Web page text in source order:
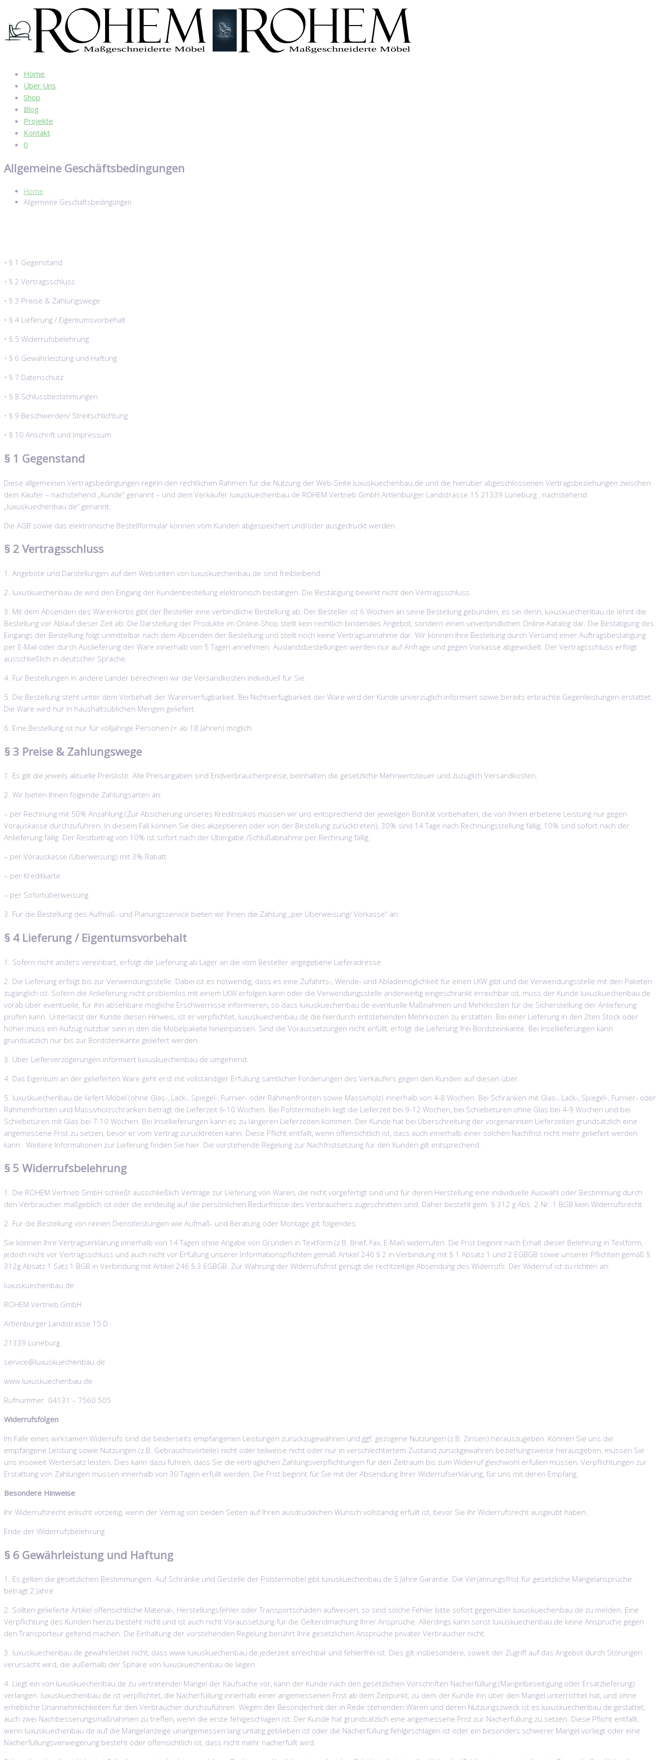
Home
Über Uns
Shop
Blog
Projekte
Kontakt
0
Allgemeine Geschäftsbedingungen
Home
Allgemeine Geschäftsbedingungen
• § 1 Gegenstand
• § 2 Vertragsschluss
• § 3 Preise & Zahlungswege
• § 4 Lieferung / Eigentumsvorbehalt
• § 5 Widerrufsbelehrung
• § 6 Gewährleistung und Haftung
• § 7 Datenschutz
• § 8 Schlussbestimmungen
• § 9 Beschwerden/ Streitschlichtung
• § 10 Anschrift und Impressum
§ 1 Gegenstand
Diese allgemeinen Vertragsbedingungen regeln den rechtlichen Rahmen für die Nutzung der Web-Seite luxuskuechenbau.de und die hierüber abgeschlossenen Vertragsbeziehungen zwischen
dem Käufer – nachstehend „Kunde“ genannt – und dem Verkäufer luxuskuechenbau.de ROHEM Vertrieb GmbH Artlenburger Landstrasse 15 21339 Lüneburg , nachstehend
„luxuskuechenbau.de“ genannt.
Die AGB sowie das elektronische Bestellformular können vom Kunden abgespeichert und/oder ausgedruckt werden.
§ 2 Vertragsschluss
1. Angebote und Darstellungen auf den Webseiten von luxuskuechenbau.de sind freibleibend.
2. luxuskuechenbau.de wird den Eingang der Kundenbestellung elektronisch bestätigen. Die Bestätigung bewirkt nicht den Vertragsschluss.
3. Mit dem Absenden des Warenkorbs gibt der Besteller eine verbindliche Bestellung ab. Der Besteller ist 6 Wochen an seine Bestellung gebunden, es sei denn, luxuskuechenbau.de lehnt die
Bestellung vor Ablauf dieser Zeit ab. Die Darstellung der Produkte im Online-Shop stellt kein rechtlich bindendes Angebot, sondern einen unverbindlichen Online-Katalog dar. Die Bestätigung des
Eingangs der Bestellung folgt unmittelbar nach dem Absenden der Bestellung und stellt noch keine Vertragsannahme dar. Wir können Ihre Bestellung durch Versand einer Auftragsbestätigung
per E-Mail oder durch Auslieferung der Ware innerhalb von 5 Tagen annehmen. Auslandsbestellungen werden nur auf Anfrage und gegen Vorkasse abgewickelt. Der Vertragsschluss erfolgt
ausschließlich in deutscher Sprache.
4. Für Bestellungen in andere Länder berechnen wir die Versandkosten individuell für Sie.
5. Die Bestellung steht unter dem Vorbehalt der Warenverfügbarkeit. Bei Nichtverfügbarkeit der Ware wird der Kunde unverzüglich informiert sowie bereits erbrachte Gegenleistungen erstattet.
Die Ware wird nur in haushaltsüblichen Mengen geliefert.
6. Eine Bestellung ist nur für volljährige Personen (= ab 18 Jahren) möglich.
§ 3 Preise & Zahlungswege
1. Es gilt die jeweils aktuelle Preisliste. Alle Preisangaben sind Endverbraucherpreise, beinhalten die gesetzliche Mehrwertsteuer und zuzüglich Versandkosten.
2. Wir bieten Ihnen folgende Zahlungsarten an:
– per Rechnung mit 50% Anzahlung (Zur Absicherung unseres Kreditrisikos müssen wir uns entsprechend der jeweiligen Bonität vorbehalten, die von Ihnen erbetene Leistung nur gegen
Vorauskasse durchzuführen. In diesem Fall können Sie dies akzeptieren oder von der Bestellung zurücktreten), 30% sind 14 Tage nach Rechnungsstellung fällig, 10% sind sofort nach der
Anlieferung fällig. Der Restbetrag von 10% ist sofort nach der Übergabe /Schlußabnahme per Rechnung fällig.
– per Vorauskasse (Überweisung) mit 3% Rabatt
– per Kreditkarte
– per Sofortüberweisung
3. Für die Bestellung des Aufmaß- und Planungsservice bieten wir Ihnen die Zahlung „per Überweisung/ Vorkasse“ an.
§ 4 Lieferung / Eigentumsvorbehalt
1. Sofern nicht anders vereinbart, erfolgt die Lieferung ab Lager an die vom Besteller angegebene Lieferadresse.
2. Die Lieferung erfolgt bis zur Verwendungsstelle. Dabei ist es notwendig, dass es eine Zufahrts-, Wende- und Ablademöglichkeit für einen LKW gibt und die Verwendungsstelle mit den Paketen
zugänglich ist. Sofern die Anlieferung nicht problemlos mit einem LKW erfolgen kann oder die Verwendungsstelle anderweitig eingeschränkt erreichbar ist, muss der Kunde luxuskuechenbau.de
vorab über eventuelle, für ihn absehbare mögliche Erschwernisse informieren, so dass luxuskuechenbau.de eventuelle Maßnahmen und Mehrkosten für die Sicherstellung der Anlieferung
prüfen kann. Unterlässt der Kunde diesen Hinweis, ist er verpflichtet, luxuskuechenbau.de die hierdurch entstehenden Mehrkosten zu erstatten. Bei einer Lieferung in den 2ten Stock oder
höher muss ein Aufzug nutzbar sein in den die Möbelpakete hineinpassen. Sind die Voraussetzungen nicht erfüllt, erfolgt die Lieferung frei Bordsteinkante. Bei Insellieferungen kann
grundsätzlich nur bis zur Bordsteinkante geliefert werden.
3. Über Lieferverzögerungen informiert luxuskuechenbau.de umgehend.
4. Das Eigentum an der gelieferten Ware geht erst mit vollständiger Erfüllung sämtlicher Forderungen des Verkäufers gegen den Kunden auf diesen über.
5. luxuskuechenbau.de liefert Möbel (ohne Glas-, Lack-, Spiegel-, Furnier- oder Rahmenfronten sowie Massivholz) innerhalb von 4-8 Wochen. Bei Schränken mit Glas-, Lack-, Spiegel-, Furnier- oder
Rahmenfronten und Massivholzschränken beträgt die Lieferzeit 6-10 Wochen. Bei Polstermöbeln liegt die Lieferzeit bei 9-12 Wochen, bei Schiebetüren ohne Glas bei 4-9 Wochen und bei
Schiebetüren mit Glas bei 7-10 Wochen. Bei Insellieferungen kann es zu längeren Lieferzeiten kommen. Der Kunde hat bei Überschreitung der vorgenannten Lieferzeiten grundsätzlich eine
angemessene Frist zu setzen, bevor er vom Vertrag zurücktreten kann. Diese Pflicht entfällt, wenn offensichtlich ist, dass auch innerhalb einer solchen Nachfrist nicht mehr geliefert werden
kann. Weitere Informationen zur Lieferung finden Sie hier. Die vorstehende Regelung zur Nachfristsetzung für den Kunden gilt entsprechend.
§ 5 Widerrufsbelehrung
1. Die ROHEM Vertrieb GmbH schließt ausschließlich Verträge zur Lieferung von Waren, die nicht vorgefertigt sind und für deren Herstellung eine individuelle Auswahl oder Bestimmung durch
den Verbraucher maßgeblich ist oder die eindeutig auf die persönlichen Bedürfnisse des Verbrauchers zugeschnitten sind. Daher besteht gem. § 312 g Abs. 2 Nr. 1 BGB kein Widerrufsrecht.
2. Für die Bestellung von reinen Dienstleistungen wie Aufmaß- und Beratung oder Montage gilt folgendes:
Sie können Ihre Vertragserklärung innerhalb von 14 Tagen ohne Angabe von Gründen in Textform (z.B. Brief, Fax, E-Mail) widerrufen. Die Frist beginnt nach Erhalt dieser Belehrung in Textform,
jedoch nicht vor Vertragsschluss und auch nicht vor Erfüllung unserer Informationspflichten gemäß Artikel 246 § 2 in Verbindung mit § 1 Absatz 1 und 2 EGBGB sowie unserer Pflichten gemäß §
312g Absatz 1 Satz 1 BGB in Verbindung mit Artikel 246 § 3 EGBGB. Zur Wahrung der Widerrufsfrist genügt die rechtzeitige Absendung des Widerrufs. Der Widerruf ist zu richten an:
luxuskuechenbau.de
ROHEM Vertrieb GmbH
Artlenburger Landstrasse 15 D
21339 Lüneburg
service@luxuskuechenbau.de
www.luxuskuechenbau.de
Rufnummer 04131 – 7560 505
Widerrufsfolgen
Im Falle eines wirksamen Widerrufs sind die beiderseits empfangenen Leistungen zurückzugewähren und ggf. gezogene Nutzungen (z.B. Zinsen) herauszugeben. Können Sie uns die
empfangene Leistung sowie Nutzungen (z.B. Gebrauchsvorteile) nicht oder teilweise nicht oder nur in verschlechtertem Zustand zurückgewähren beziehungsweise herausgeben, müssen Sie
uns insoweit Wertersatz leisten. Dies kann dazu führen, dass Sie die vertraglichen Zahlungsverpflichtungen für den Zeitraum bis zum Widerruf gleichwohl erfüllen müssen. Verpflichtungen zur
Erstattung von Zahlungen müssen innerhalb von 30 Tagen erfüllt werden. Die Frist beginnt für Sie mit der Absendung Ihrer Widerrufserklärung, für uns mit deren Empfang.
Besondere Hinweise
Ihr Widerrufsrecht erlischt vorzeitig, wenn der Vertrag von beiden Seiten auf Ihren ausdrücklichen Wunsch vollständig erfüllt ist, bevor Sie Ihr Widerrufsrecht ausgeübt haben.
Ende der Widerrufsbelehrung
§ 6 Gewährleistung und Haftung
1. Es gelten die gesetzlichen Bestimmungen. Auf Schränke und Gestelle der Polstermöbel gibt luxuskuechenbau.de 5 Jahre Garantie. Die Verjährungsfrist für gesetzliche Mängelansprüche
beträgt 2 Jahre.
2. Sollten gelieferte Artikel offensichtliche Material-, Herstellungsfehler oder Transportschäden aufweisen, so sind solche Fehler bitte sofort gegenüber luxuskuechenbau.de zu melden. Eine
Verpflichtung des Kunden hierzu besteht nicht und ist auch nicht Voraussetzung für die Geltendmachung Ihrer Ansprüche. Allerdings kann sonst luxuskuechenbau.de keine Ansprüche gegen
den Transporteur geltend machen. Die Einhaltung der vorstehenden Regelung berührt Ihre gesetzlichen Ansprüche privater Verbraucher nicht.
3. luxuskuechenbau.de gewährleistet nicht, dass www.luxuskuechenbau.de jederzeit erreichbar und fehlerfrei ist. Dies gilt insbesondere, soweit der Zugriff auf das Angebot durch Störungen
verursacht wird, die außerhalb der Sphäre von luxuskuechenbau.de liegen.
4. Liegt ein von luxuskuechenbau.de zu vertretender Mangel der Kaufsache vor, kann der Kunde nach den gesetzlichen Vorschriften Nacherfüllung (Mängelbeseitigung oder Ersatzlieferung)
verlangen. luxuskuechenbau.de ist verpflichtet, die Nacherfüllung innerhalb einer angemessenen Frist ab dem Zeitpunkt, zu dem der Kunde ihn über den Mangel unterrichtet hat, und ohne
erhebliche Unannehmlichkeiten für den Verbraucher durchzuführen. Wegen der Besonderheit der in Rede stehenden Waren und deren Nutzungszweck ist es luxuskuechenbau.de gestattet,
auch zwei Nachbesserungsmaßnahmen zu treffen, wenn die erste fehlgeschlagen ist. Der Kunde hat grundsätzlich eine angemessene Frist zur Nacherfüllung zu setzen. Diese Pflicht entfällt,
wenn luxuskuechenbau.de auf die Mangelanzeige unangemessen lang untätig geblieben ist oder die Nacherfüllung fehlgeschlagen ist oder ein besonders schwerer Mangel vorliegt oder eine
Nacherfüllungsverweigerung besteht oder offensichtlich ist, dass nicht mehr nacherfüllt wird.